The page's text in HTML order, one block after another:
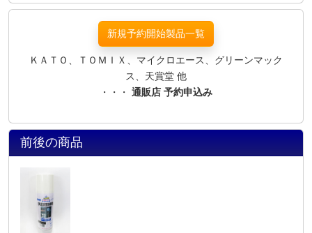
新規予約開始製品一覧
ＫＡＴＯ、ＴＯＭＩＸ、マイクロエース、グリーンマック
ス、天賞堂 他
・・・ 通販店 予約申込み
前後の商品